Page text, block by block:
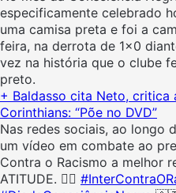
especificamente celebrado
uma camisa preta e foi a
feira, na derrota de 1×0
vez na história que o clube
preto.
+ Baldasso cita Neto,
Corinthians: “Põe no DVD”
Nas redes sociais, ao longo
um vídeo em combate ao
Contra o Racismo a melhor
ATITUDE. ✊🏿